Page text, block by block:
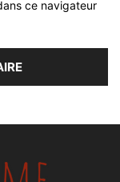
ce navigateur